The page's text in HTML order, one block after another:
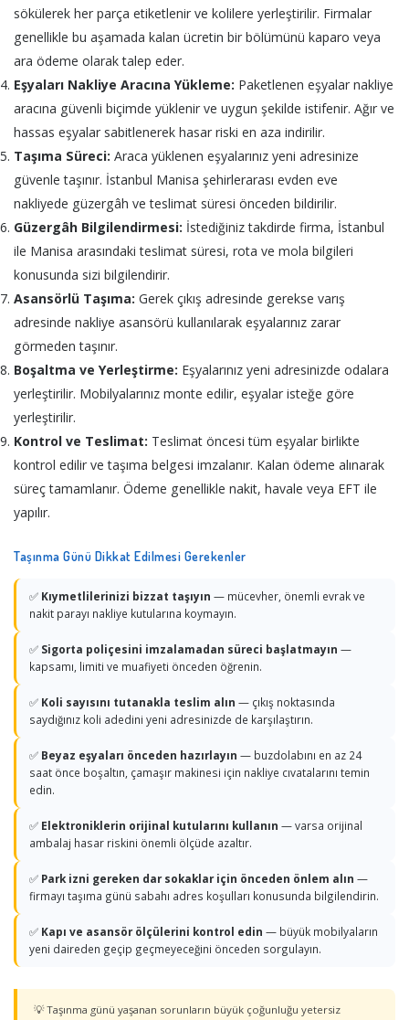
sökülerek her parça etiketlenir ve kolilere yerleştirilir. Firmalar
genellikle bu aşamada kalan ücretin bir bölümünü kaparo veya
ara ödeme olarak talep eder.
Eşyaları Nakliye Aracına Yükleme: Paketlenen eşyalar nakliye
aracına güvenli biçimde yüklenir ve uygun şekilde istifenir. Ağır ve
hassas eşyalar sabitlenerek hasar riski en aza indirilir.
Taşıma Süreci: Araca yüklenen eşyalarınız yeni adresinize
güvenle taşınır. İstanbul Manisa şehirlerarası evden eve
nakliyede güzergâh ve teslimat süresi önceden bildirilir.
Güzergâh Bilgilendirmesi: İstediğiniz takdirde firma, İstanbul
ile Manisa arasındaki teslimat süresi, rota ve mola bilgileri
konusunda sizi bilgilendirir.
Asansörlü Taşıma: Gerek çıkış adresinde gerekse varış
adresinde nakliye asansörü kullanılarak eşyalarınız zarar
görmeden taşınır.
Boşaltma ve Yerleştirme: Eşyalarınız yeni adresinizde odalara
yerleştirilir. Mobilyalarınız monte edilir, eşyalar isteğe göre
yerleştirilir.
Kontrol ve Teslimat: Teslimat öncesi tüm eşyalar birlikte
kontrol edilir ve taşıma belgesi imzalanır. Kalan ödeme alınarak
süreç tamamlanır. Ödeme genellikle nakit, havale veya EFT ile
yapılır.
Taşınma Günü Dikkat Edilmesi Gerekenler
✅ Kıymetlilerinizi bizzat taşıyın — mücevher, önemli evrak ve
nakit parayı nakliye kutularına koymayın.
✅ Sigorta poliçesini imzalamadan süreci başlatmayın —
kapsamı, limiti ve muafiyeti önceden öğrenin.
✅ Koli sayısını tutanakla teslim alın — çıkış noktasında
saydığınız koli adedini yeni adresinizde de karşılaştırın.
✅ Beyaz eşyaları önceden hazırlayın — buzdolabını en az 24
saat önce boşaltın, çamaşır makinesi için nakliye cıvatalarını temin
edin.
✅ Elektroniklerin orijinal kutularını kullanın — varsa orijinal
ambalaj hasar riskini önemli ölçüde azaltır.
✅ Park izni gereken dar sokaklar için önceden önlem alın —
firmayı taşıma günü sabahı adres koşulları konusunda bilgilendirin.
✅ Kapı ve asansör ölçülerini kontrol edin — büyük mobilyaların
yeni daireden geçip geçmeyeceğini önceden sorgulayın.
💡 Taşınma günü yaşanan sorunların büyük çoğunluğu yetersiz